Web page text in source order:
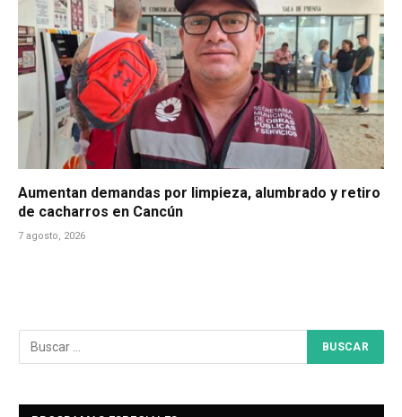
Aumentan demandas por limpieza, alumbrado y retiro
de cacharros en Cancún
7 agosto, 2026